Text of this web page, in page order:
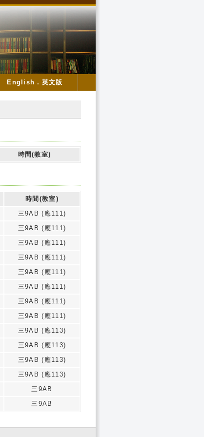
English．英文版
時間(教室)
時間(教室)
三9AB (應111)
三9AB (應111)
三9AB (應111)
三9AB (應111)
三9AB (應111)
三9AB (應111)
三9AB (應111)
三9AB (應111)
三9AB (應113)
三9AB (應113)
三9AB (應113)
三9AB (應113)
三9AB
三9AB